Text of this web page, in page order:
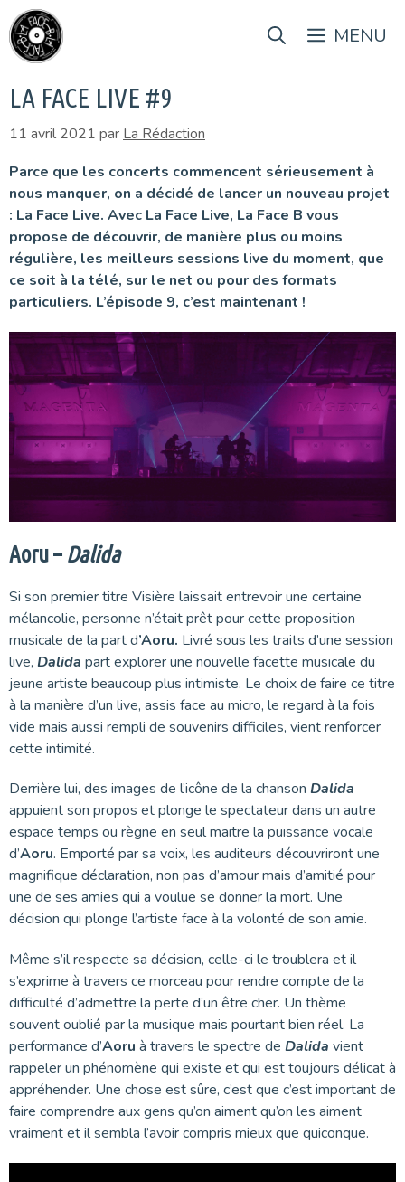
Aller
au
contenu
MENU
LA FACE LIVE #9
11 avril 2021 par La Rédaction
Parce que les concerts commencent sérieusement à
nous manquer, on a décidé de lancer un nouveau projet
: La Face Live. Avec La Face Live, La Face B vous
propose de découvrir, de manière plus ou moins
régulière, les meilleurs sessions live du moment, que
ce soit à la télé, sur le net ou pour des formats
particuliers. L’épisode 9, c’est maintenant !
Aoru – Dalida
Si son premier titre Visière laissait entrevoir une certaine
mélancolie, personne n’était prêt pour cette proposition
musicale de la part d’Aoru. Livré sous les traits d’une session
live, Dalida part explorer une nouvelle facette musicale du
jeune artiste beaucoup plus intimiste. Le choix de faire ce titre
à la manière d’un live, assis face au micro, le regard à la fois
vide mais aussi rempli de souvenirs difficiles, vient renforcer
cette intimité.
Derrière lui, des images de l’icône de la chanson Dalida
appuient son propos et plonge le spectateur dans un autre
espace temps ou règne en seul maitre la puissance vocale
d’Aoru. Emporté par sa voix, les auditeurs découvriront une
magnifique déclaration, non pas d’amour mais d’amitié pour
une de ses amies qui a voulue se donner la mort. Une
décision qui plonge l’artiste face à la volonté de son amie.
Même s’il respecte sa décision, celle-ci le troublera et il
s’exprime à travers ce morceau pour rendre compte de la
difficulté d’admettre la perte d’un être cher. Un thème
souvent oublié par la musique mais pourtant bien réel. La
performance d’Aoru à travers le spectre de Dalida vient
rappeler un phénomène qui existe et qui est toujours délicat à
appréhender. Une chose est sûre, c’est que c’est important de
faire comprendre aux gens qu’on aiment qu’on les aiment
vraiment et il sembla l’avoir compris mieux que quiconque.